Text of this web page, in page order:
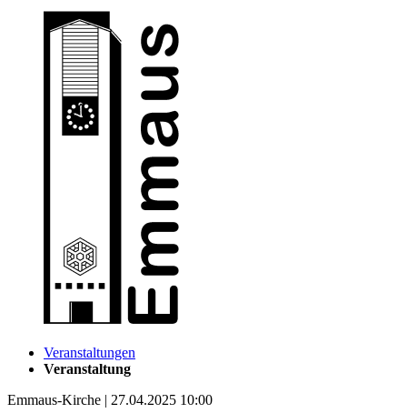
Veranstaltungen
Veranstaltung
Emmaus-Kirche | 27.04.2025 10:00